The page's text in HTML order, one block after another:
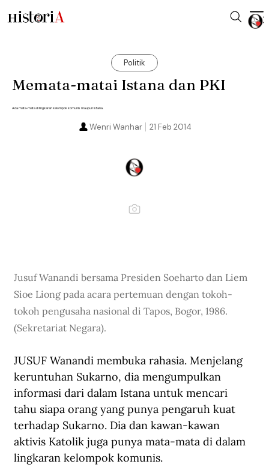
Politik
Memata-matai Istana dan PKI
Ada mata-mata di lingkaran kelompok komunis maupun Istana.
21 Feb 2014
Wenri Wanhar
Jusuf Wanandi bersama Presiden Soeharto dan Liem
Sioe Liong pada acara pertemuan dengan tokoh-
tokoh pengusaha nasional di Tapos, Bogor, 1986.
(Sekretariat Negara).
JUSUF Wanandi membuka rahasia. Menjelang
keruntuhan Sukarno, dia mengumpulkan
informasi dari dalam Istana untuk mencari
tahu siapa orang yang punya pengaruh kuat
terhadap Sukarno. Dia dan kawan-kawan
aktivis Katolik juga punya mata-mata di dalam
lingkaran kelompok komunis.